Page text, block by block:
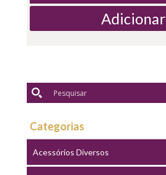
Adicionar
Categorias
Acessórios Diversos